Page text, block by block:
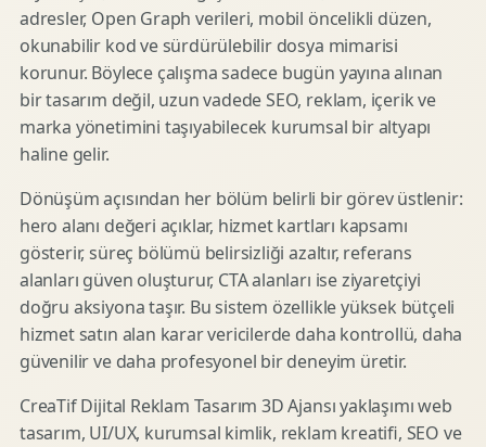
adresler, Open Graph verileri, mobil öncelikli düzen,
okunabilir kod ve sürdürülebilir dosya mimarisi
korunur. Böylece çalışma sadece bugün yayına alınan
bir tasarım değil, uzun vadede SEO, reklam, içerik ve
marka yönetimini taşıyabilecek kurumsal bir altyapı
haline gelir.
Dönüşüm açısından her bölüm belirli bir görev üstlenir:
hero alanı değeri açıklar, hizmet kartları kapsamı
gösterir, süreç bölümü belirsizliği azaltır, referans
alanları güven oluşturur, CTA alanları ise ziyaretçiyi
doğru aksiyona taşır. Bu sistem özellikle yüksek bütçeli
hizmet satın alan karar vericilerde daha kontrollü, daha
güvenilir ve daha profesyonel bir deneyim üretir.
CreaTif Dijital Reklam Tasarım 3D Ajansı yaklaşımı web
tasarım, UI/UX, kurumsal kimlik, reklam kreatifi, SEO ve